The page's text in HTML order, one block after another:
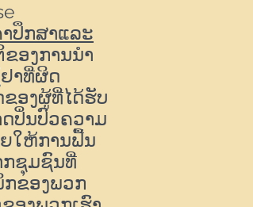
ປຶກສາແລະ
ອງການນໍາ
າທີ່ຜິດ
ອງຜູ້ທີ່ໄດ້ຮັບ
ປິ່ນປົວຄວາມ
ຍໃຫ້ການຟື້ນ
ກຊຸມຊົນທີ່
ກຂອງພວກ